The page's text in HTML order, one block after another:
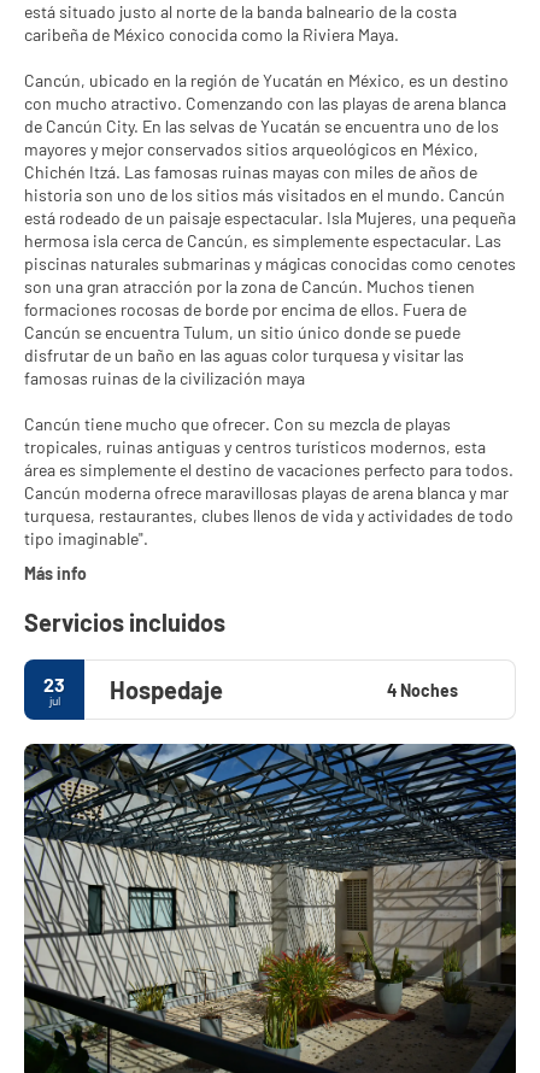
está situado justo al norte de la banda balneario de la costa
caribeña de México conocida como la Riviera Maya.
Cancún, ubicado en la región de Yucatán en México, es un destino
con mucho atractivo. Comenzando con las playas de arena blanca
de Cancún City. En las selvas de Yucatán se encuentra uno de los
mayores y mejor conservados sitios arqueológicos en México,
Chichén Itzá. Las famosas ruinas mayas con miles de años de
historia son uno de los sitios más visitados en el mundo. Cancún
está rodeado de un paisaje espectacular. Isla Mujeres, una pequeña
hermosa isla cerca de Cancún, es simplemente espectacular. Las
piscinas naturales submarinas y mágicas conocidas como cenotes
son una gran atracción por la zona de Cancún. Muchos tienen
formaciones rocosas de borde por encima de ellos. Fuera de
Cancún se encuentra Tulum, un sitio único donde se puede
disfrutar de un baño en las aguas color turquesa y visitar las
famosas ruinas de la civilización maya
Cancún tiene mucho que ofrecer. Con su mezcla de playas
tropicales, ruinas antiguas y centros turísticos modernos, esta
área es simplemente el destino de vacaciones perfecto para todos.
Cancún moderna ofrece maravillosas playas de arena blanca y mar
turquesa, restaurantes, clubes llenos de vida y actividades de todo
Más info
Servicios incluidos
23
jul Hospedaje 4 Noches